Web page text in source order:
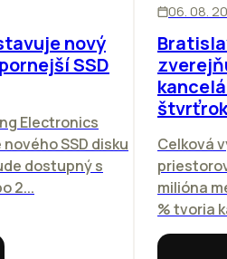
nový
SSD
Electronics
SSD disku
dostupný s
2...
06. 08.
Celková
milióna
% tvoria